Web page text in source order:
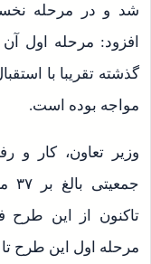
شد و در مرحله
مواجه بوده است.
وزیر تعاون، کار و
تاکنون از این طرح
مرحله اول این طرح تا ۱۷ اسفند ادامه خواهد داشت.